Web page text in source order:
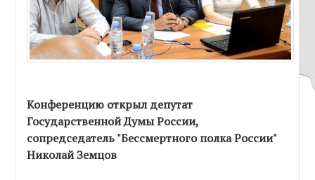
Конференцию открыл депутат
Государственной Думы России,
сопредседатель "Бессмертного полка России"
Николай Земцов